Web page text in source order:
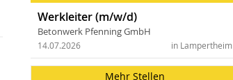
Werkleiter (m/w/d)
Betonwerk Pfenning GmbH
in Lampertheim
14.07.2026
Mehr Stellen